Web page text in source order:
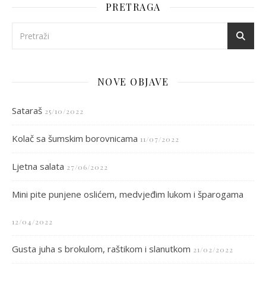
PRETRAGA
NOVE OBJAVE
Sataraš 25/10/2022
Kolač sa šumskim borovnicama 11/07/2022
Ljetna salata 27/06/2022
Mini pite punjene oslićem, medvjeđim lukom i šparogama
12/04/2022
Gusta juha s brokulom, raštikom i slanutkom 21/02/2022